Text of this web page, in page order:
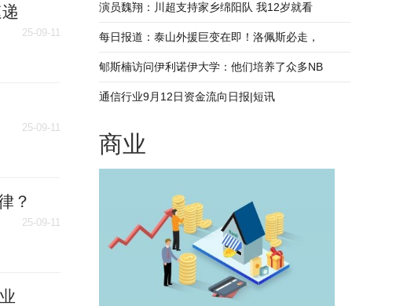
25-09-11
25-09-11
？
25-09-11
演员魏翔：川超支持家乡绵阳队 我12岁就看
每日报道：泰山外援巨变在即！洛佩斯必走，
郇斯楠访问伊利诺伊大学：他们培养了众多NB
通信行业9月12日资金流向日报|短讯
商业